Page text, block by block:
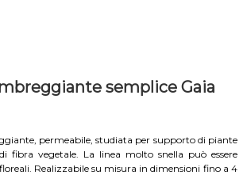
semplice Gaia
permeabile, studiata per supporto di piante
fibra vegetale. La linea molto snella può essere
Realizzabile su misura in dimensioni fino a 4